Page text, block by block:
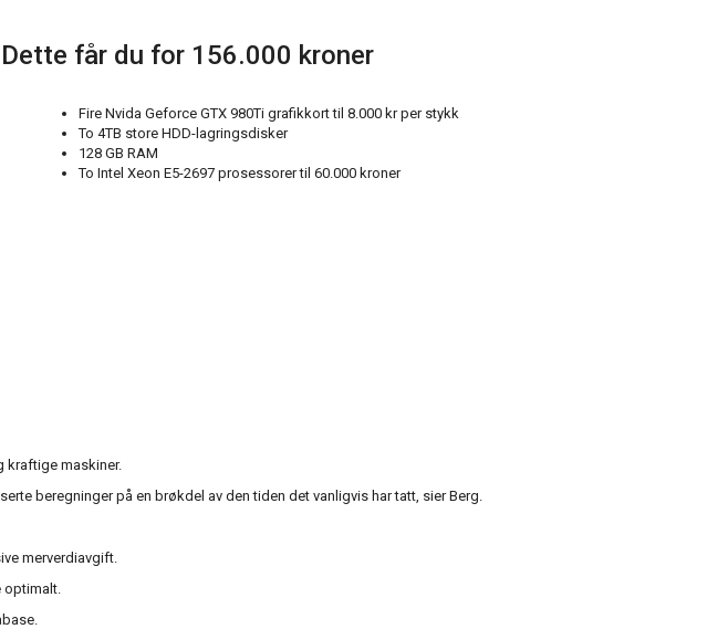
Dette får du for 156.000 kroner
Fire Nvida Geforce GTX 980Ti grafikkort til 8.000 kr per stykk
To 4TB store HDD-lagringsdisker
128 GB RAM
To Intel Xeon E5-2697 prosessorer til 60.000 kroner
kraftige maskiner.
beregninger på en brøkdel av den tiden det vanligvis har tatt, sier Berg.
merverdiavgift.